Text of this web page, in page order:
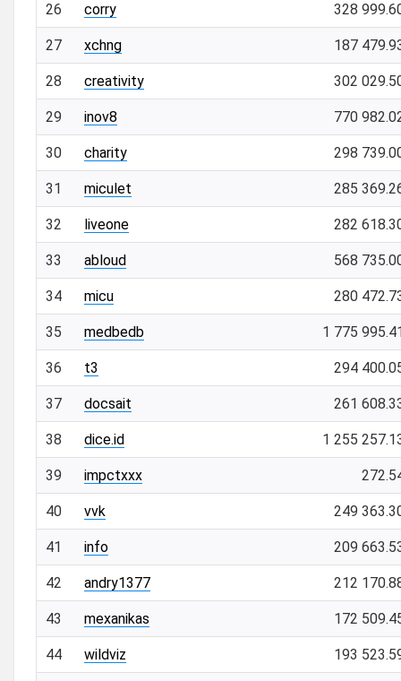
26 corry 328
27 xchng 187
28 creativity 302
29 inov8 770
30 charity 298
31 miculet 285
32 liveone 282
33 abloud 568
34 micu 280
35 medbedb 1 775
36 t3 294
37 docsait 261
38 dice.id 1 255
39 impctxxx
40 vvk 249
41 info 209
42 andry1377 212
43 mexanikas 172
44 wildviz 193